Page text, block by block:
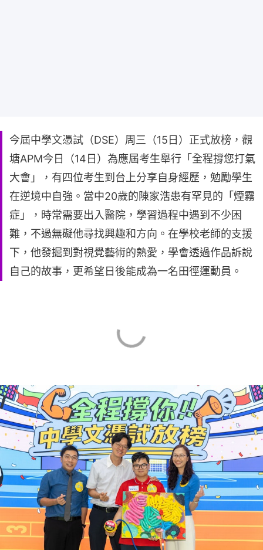
今屆中學文憑試（DSE）周三（15日）正式放榜，觀
塘APM今日（14日）為應屆考生舉行「全程撐您打氣
大會」，有四位考生到台上分享自身經歷，勉勵學生
在逆境中自強。當中20歲的陳家浩患有罕見的「煙霧
症」，時常需要出入醫院，學習過程中遇到不少困
難，不過無礙他尋找興趣和方向。在學校老師的支援
下，他發掘到對視覺藝術的熱愛，學會透過作品訴說
自己的故事，更希望日後能成為一名田徑運動員。